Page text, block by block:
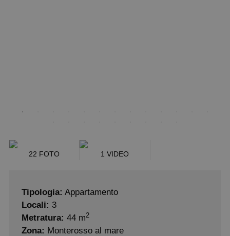
22 FOTO 1 VIDEO
Tipologia: Appartamento
Locali: 3
Metratura: 44 m2
Zona: Monterosso al mare